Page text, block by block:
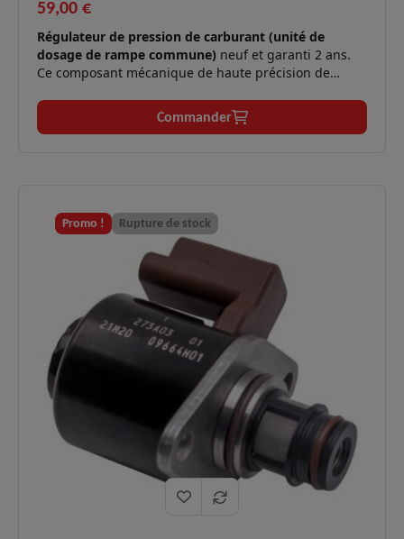
59,00 €
Régulateur de pression de carburant (unité de
dosage de rampe commune) neuf et garanti 2 ans.
Ce composant mécanique de haute précision de
0281002483** (et 0281002381). Il s'installe
directement sur les pompes haute pression Bosch de
dCi (115, 130 cv).
Moteur qui cale au ralenti, variations
de régime à l'arrêt ("pompage"), refus
de démarrer par manque de pression
dans le rail ou mode dégradé.
Affectation
Pompes :
Se monte sur les pompes Bosch
références 0445010018 et
0445010028.
Logistique
En stock, expédition immédiate,
livraison express 48h.
Commander
Promo ! Rupture de stock